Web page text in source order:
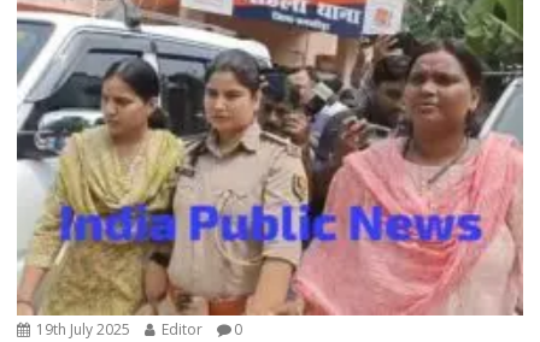
19th July 2025 Editor 0